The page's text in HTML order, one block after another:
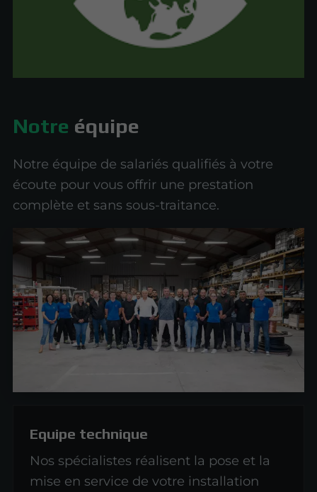
Notre équipe
Notre équipe de salariés qualifiés à votre
écoute pour vous offrir une prestation
complète et sans sous-traitance.
Equipe technique
Nos spécialistes réalisent la pose et la
mise en service de votre installation